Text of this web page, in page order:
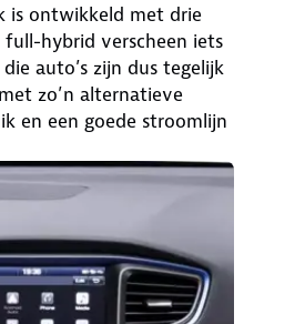
is ontwikkeld met drie
hybrid verscheen iets
auto’s zijn dus tegelijk
zo’n alternatieve
en een goede stroomlijn